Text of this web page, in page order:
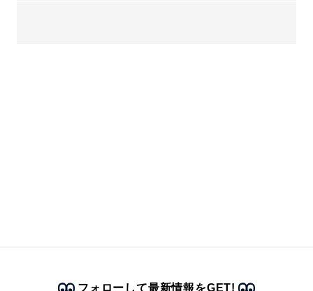
フォローして最新情報をGET!